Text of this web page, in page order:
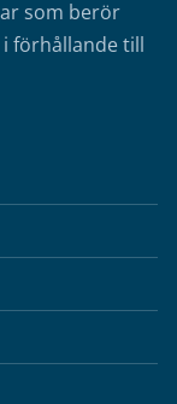
som berör
förhållande till